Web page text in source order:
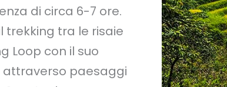
di circa 6-7 ore.
trekking tra le risaie
Loop con il suo
paesaggi